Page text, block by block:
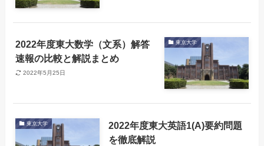
東京大学
2022年度東大数学（文系）解答
速報の比較と解説まとめ
2022年5月25日
東京大学
2022年度東大英語1(A)要約問題
を徹底解説